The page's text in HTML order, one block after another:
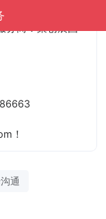
务商：聚创展国
！
通